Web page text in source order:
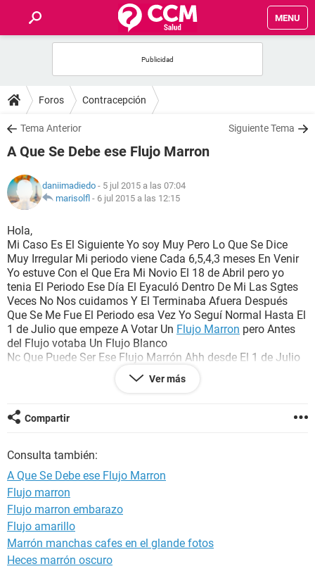
MENU
FOROS
SALUD
FAMILIA
NUTRICIÓN
BIENESTAR
SEXUALIDAD
GLOSARIO
Foros Contracepción
Tema Anterior Siguiente Tema
A Que Se Debe ese Flujo Marron
daniimadiedo - 5 jul 2015 a las 07:04
marisolfl - 6 jul 2015 a las 12:15
Hola,
Mi Caso Es El Siguiente Yo soy Muy Pero Lo Que Se Dice
Muy Irregular Mi periodo viene Cada 6,5,4,3 meses En Venir
Yo estuve Con el Que Era Mi Novio El 18 de Abril pero yo
tenia El Periodo Ese Día El Eyaculó Dentro De Mi Las Sgtes
Veces No Nos cuidamos Y El Terminaba Afuera Después
Que Se Me Fue El Periodo esa Vez Yo Seguí Normal Hasta El
1 de Julio que empeze A Votar Un Flujo Marron pero Antes
del Flujo votaba Un Flujo Blanco
Nc Que Puede Ser Ese Flujo Marrón Ahh desde El 1 de Julio
Comenze A Tomar Pastillas Anticonceptivas X Primera Vez
Ver más
Compartir
Consulta también:
A Que Se Debe ese Flujo Marron
Flujo marron
Flujo marron embarazo
Flujo amarillo
Marrón manchas cafes en el glande fotos
Heces marrón oscuro